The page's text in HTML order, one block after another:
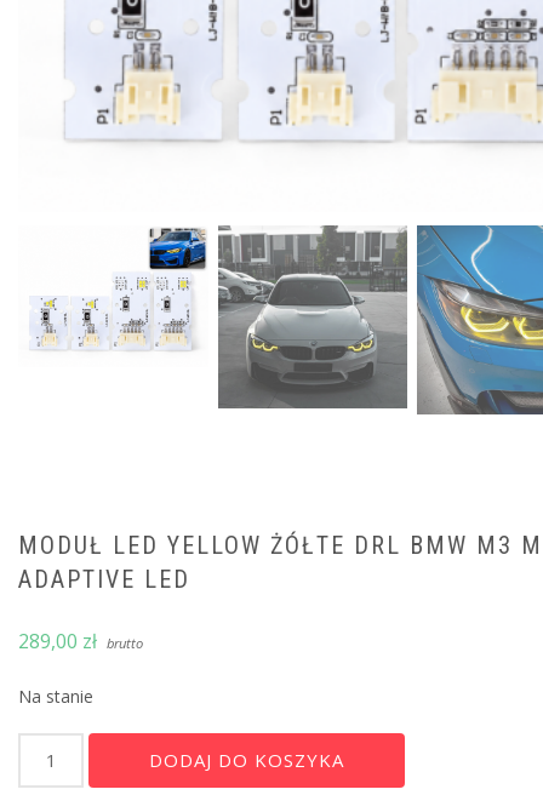
MODUŁ LED YELLOW ŻÓŁTE DRL BMW M3
ADAPTIVE LED
289,00 zł brutto
Na stanie
Moduł
DODAJ DO KOSZYKA